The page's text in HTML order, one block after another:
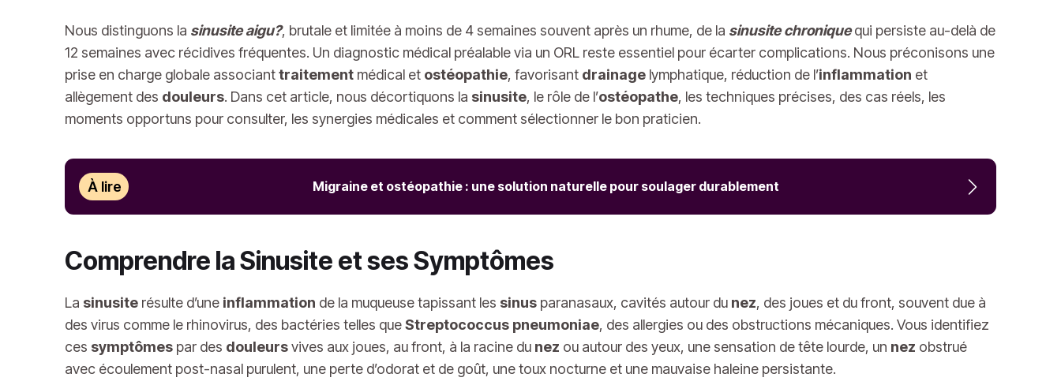
Nous distinguons la sinusite aigu?, brutale et limitée à moins de 4 semaines souvent après un rhume, de la sinusite chroniquequi persiste au-delà de
12 semaines avec récidives fréquentes. Un diagnostic médical préalable via un ORL reste essentiel pour écarter complications. Nous préconisons une
prise en charge globale associanttraitement médical et ostéopathie, favorisant drainage lymphatique, réduction de l’inflammation et
allègement des douleurs. Dans cet article, nous décortiquons la sinusite, le rôle de l’ostéopathe, les techniques précises, des cas réels, les
moments opportuns pour consulter, les synergies médicales et comment sélectionner le bon praticien.
À lire Migraine et ostéopathie : une solution naturelle pour soulager durablement
Comprendre la Sinusite et ses Symptômes
La sinusite résulte d’une inflammation de la muqueuse tapissant les sinus paranasaux, cavités autour du nez, des joues et du front, souvent due à
des virus comme le rhinovirus, des bactéries telles queStreptococcus pneumoniae, des allergies ou des obstructions mécaniques. Vous identifiez
ces symptômes par des douleursvives aux joues, au front, à la racine du nez ou autour des yeux, une sensation de tête lourde, un nez obstrué
avec écoulement post-nasal purulent, une perte d’odorat et de goût, une toux nocturne et une mauvaise haleine persistante.